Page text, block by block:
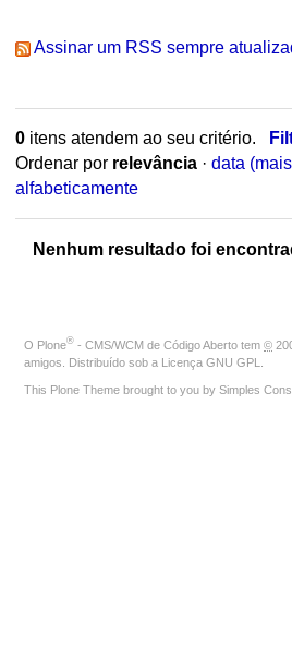
Assinar um RSS sempre
0itens atendem ao seu critério.
Ordenar por relevância · data
alfabeticamente
Nenhum resultado foi
O Plone® - CMS/WCM de Código Aberto tem ©
amigos. Distribuído sob a Licença GNU GPL
This Plone Theme brought to you by Simples